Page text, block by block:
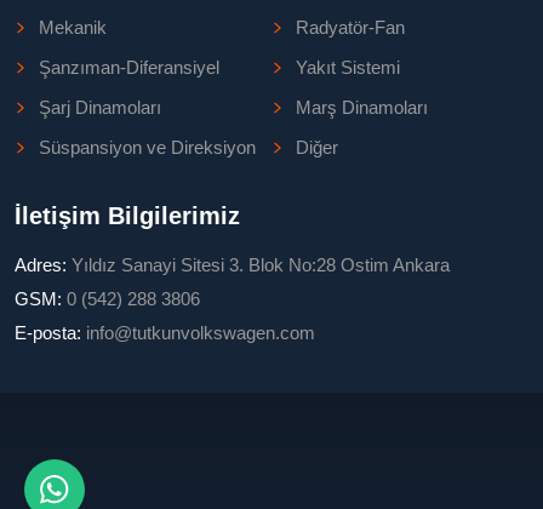
Mekanik
Radyatör-Fan
Şanzıman-Diferansiyel
Yakıt Sistemi
Şarj Dinamoları
Marş Dinamoları
Süspansiyon ve Direksiyon
Diğer
İletişim Bilgilerimiz
Adres: Yıldız Sanayi Sitesi 3. Blok No:28 Ostim Ankara
GSM: 0 (542) 288 3806
E-posta: info@tutkunvolkswagen.com